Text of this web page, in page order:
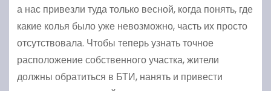
а нас привезли туда только весной, когда понять, где
какие колья было уже невозможно, часть их просто
отсутствовала. Чтобы теперь узнать точное
расположение собственного участка, жители
должны обратиться в БТИ, нанять и привести